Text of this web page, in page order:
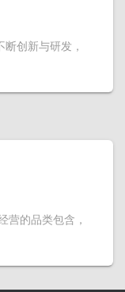
创新与研发，
营的品类包含，